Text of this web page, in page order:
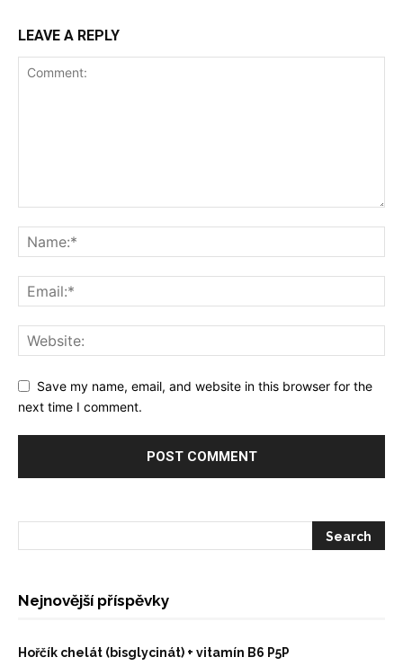
LEAVE A REPLY
Save my name, email, and website in this browser for the
next time I comment.
Nejnovější příspěvky
Hořčík chelát (bisglycinát) + vitamín B6 P5P